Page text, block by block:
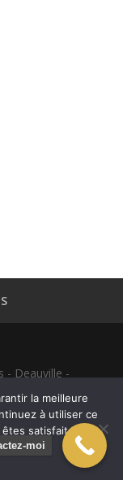
- Deauville -
2025
moi
la meilleure
à utiliser ce
satisfait.